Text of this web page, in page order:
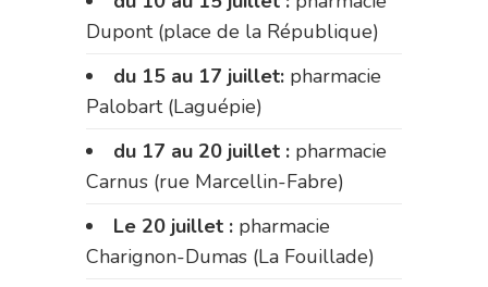
Dupont (place de la République)
du 15 au 17 juillet: pharmacie
Palobart (Laguépie)
du 17 au 20 juillet : pharmacie
Carnus (rue Marcellin-Fabre)
Le 20 juillet : pharmacie
Charignon-Dumas (La Fouillade)